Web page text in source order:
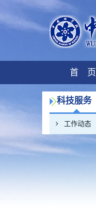
首 页
科技服务
工作动态